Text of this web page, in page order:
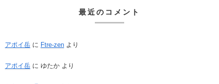
最近のコメント
アポイ岳 に Ftre-zen より
アポイ岳 に ゆたか より